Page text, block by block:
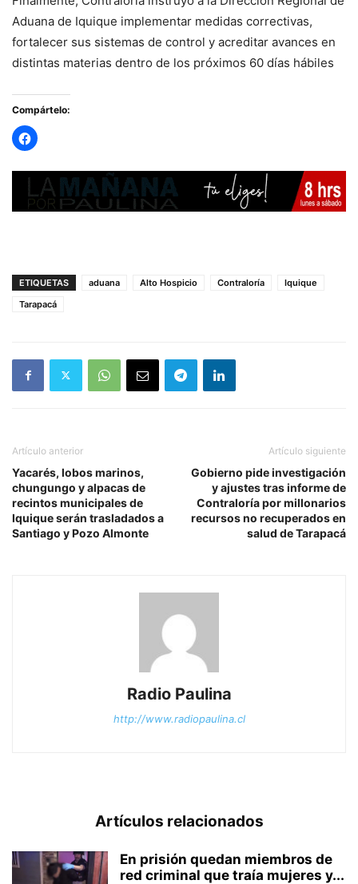
Aduana de Iquique implementar medidas correctivas,
fortalecer sus sistemas de control y acreditar avances en
distintas materias dentro de los próximos 60 días hábiles
Compártelo:
ETIQUETAS aduana Alto Hospicio Contraloría
Iquique
Tarapacá
Artículo anterior
Yacarés, lobos marinos,
chungungo y alpacas de
recintos municipales de
Iquique serán trasladados a
Santiago y Pozo Almonte
Artículo siguiente
Gobierno pide investigación
y ajustes tras informe de
Contraloría por millonarios
recursos no recuperados en
salud de Tarapacá
Radio Paulina
http://www.radiopaulina.cl
Artículos relacionados
En prisión quedan miembros de
red criminal que traía mujeres y...